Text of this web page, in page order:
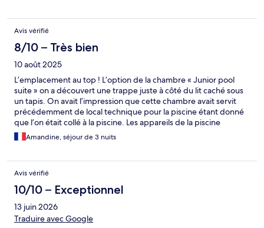
Avis vérifié
8/10 – Très bien
10 août 2025
L’emplacement au top ! L’option de la chambre « Junior pool
suite » on a découvert une trappe juste à côté du lit caché sous
un tapis. On avait l’impression que cette chambre avait servit
précédemment de local technique pour la piscine étant donné
que l’on était collé à la piscine. Les appareils de la piscine
faisaient pas mal de bruits. Dommage.
Amandine, séjour de 3 nuits
Avis vérifié
10/10 – Exceptionnel
13 juin 2026
Traduire avec Google